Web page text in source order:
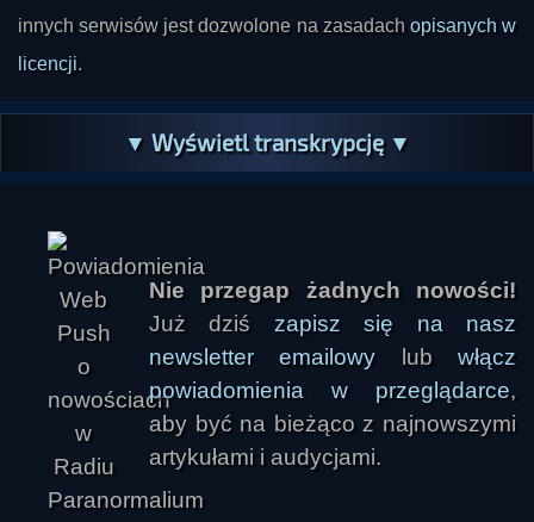
innych serwisów jest dozwolone na zasadach opisanych w
licencji.
▼ Wyświetl transkrypcję ▼
Nie przegap żadnych nowości!
Już dziś zapisz się na nasz
newsletter emailowy lubwłącz
powiadomienia w przeglądarce,
aby być na bieżąco z najnowszymi
artykułami i audycjami.